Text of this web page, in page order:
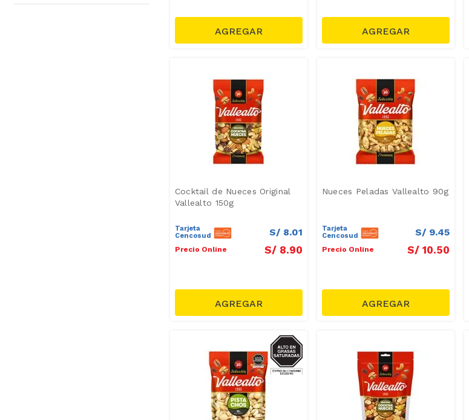
Cocktail de Nueces Original
Vallealto 150g
Tarjeta
Cencosud
S/ 8.01
Precio Online S/ 8.90
Nueces Peladas Vallealto 90g
Tarjeta
Cencosud
S/ 9.45
Precio Online S/ 10.50
GRASAS-
SAT